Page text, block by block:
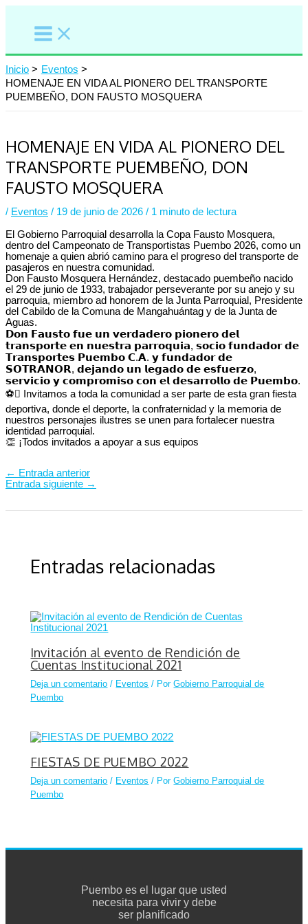
contenido
Inicio
Eventos
HOMENAJE EN VIDA AL PIONERO DEL TRANSPORTE
PUEMBEÑO, DON FAUSTO MOSQUERA
HOMENAJE EN VIDA AL PIONERO DEL
TRANSPORTE PUEMBEÑO, DON
FAUSTO MOSQUERA
/ Eventos / 19 de junio de 2026 / 1 minuto de lectura
El Gobierno Parroquial desarrolla la Copa Fausto Mosquera,
dentro del Campeonato de Transportistas Puembo 2026, como un
homenaje a quien abrió camino para el progreso del transporte de
pasajeros en nuestra comunidad.
Don Fausto Mosquera Hernández, destacado puembeño nacido
el 29 de junio de 1933, trabajador perseverante por su anejo y su
parroquia, miembro ad honorem de la Junta Parroquial, Presidente
del Cabildo de la Comuna de Mangahuántag y de la Junta de
Aguas.
𝗗𝗼𝗻 𝗙𝗮𝘂𝘀𝘁𝗼 𝗳𝘂𝗲 𝘂𝗻 𝘃𝗲𝗿𝗱𝗮𝗱𝗲𝗿𝗼 𝗽𝗶𝗼𝗻𝗲𝗿𝗼 𝗱𝗲𝗹
𝘁𝗿𝗮𝗻𝘀𝗽𝗼𝗿𝘁𝗲 𝗲𝗻 𝗻𝘂𝗲𝘀𝘁𝗿𝗮 𝗽𝗮𝗿𝗿𝗼𝗾𝘂𝗶𝗮, 𝘀𝗼𝗰𝗶𝗼 𝗳𝘂𝗻𝗱𝗮𝗱𝗼𝗿 𝗱𝗲
𝗧𝗿𝗮𝗻𝘀𝗽𝗼𝗿𝘁𝗲𝘀 𝗣𝘂𝗲𝗺𝗯𝗼 𝗖.𝗔. 𝘆 𝗳𝘂𝗻𝗱𝗮𝗱𝗼𝗿 𝗱𝗲
𝗦𝗢𝗧𝗥𝗔𝗡𝗢𝗥, 𝗱𝗲𝗷𝗮𝗻𝗱𝗼 𝘂𝗻 𝗹𝗲𝗴𝗮𝗱𝗼 𝗱𝗲 𝗲𝘀𝗳𝘂𝗲𝗿𝘇𝗼,
𝘀𝗲𝗿𝘃𝗶𝗰𝗶𝗼 𝘆 𝗰𝗼𝗺𝗽𝗿𝗼𝗺𝗶𝘀𝗼 𝗰𝗼𝗻 𝗲𝗹 𝗱𝗲𝘀𝗮𝗿𝗿𝗼𝗹𝗹𝗼 𝗱𝗲 𝗣𝘂𝗲𝗺𝗯𝗼.
⚽ Invitamos a toda la comunidad a ser parte de esta gran fiesta
deportiva, donde el deporte, la confraternidad y la memoria de
nuestros personajes ilustres se unen para fortalecer nuestra
identidad parroquial.
👏 ¡Todos invitados a apoyar a sus equipos
← Entrada anterior
Entrada siguiente →
Entradas relacionadas
Invitación al evento de Rendición de
Cuentas Institucional 2021
Deja un comentario / Eventos / PorGobierno Parroquial de
Puembo
FIESTAS DE PUEMBO 2022
Deja un comentario / Eventos / PorGobierno Parroquial de
Puembo
Puembo es el lugar que usted
necesita para vivir y debe
ser planificado